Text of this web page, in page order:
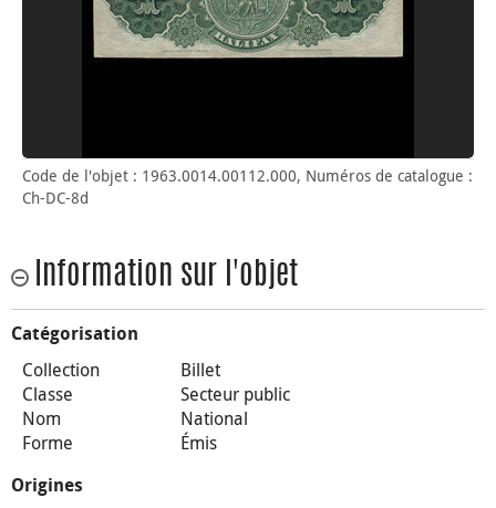
Code de l'objet : 1963.0014.00112.000, Numéros de catalogue :
Ch-DC-8d
Information sur l'objet
Catégorisation
Collection
Billet
Classe
Secteur public
Nom
National
Forme
Émis
Origines